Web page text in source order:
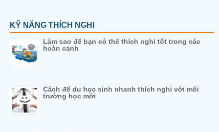
KỸ NĂNG THÍCH NGHI
Làm sao để bạn có thể thích nghi tốt trong các
hoàn cảnh
Cách để du học sinh nhanh thích nghi với môi
trường học mới